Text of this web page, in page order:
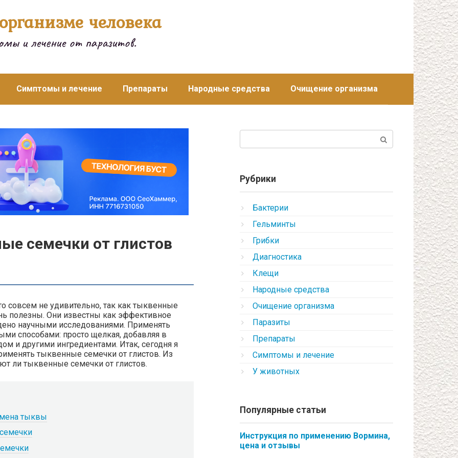
человека
и лечение от паразитов.
Симптомы и лечение Препараты Народные средства Очищение организма
семечки от глистов
не удивительно, так как тыквенные
полезны. Они известны как эффективное
научными исследованиями. Применять
способами: просто щелкая, добавляя в
и другими ингредиентами. Итак, сегодня я
тыквенные семечки от глистов. Из
ли тыквенные семечки от глистов.
тыквы
Поиск:
Рубрики
Бактерии
Гельминты
Грибки
Диагностика
Клещи
Народные средства
Очищение организма
Паразиты
Препараты
Симптомы и лечение
У животных
Популярные статьи
Инструкция по применению Вормина,
цена и отзывы